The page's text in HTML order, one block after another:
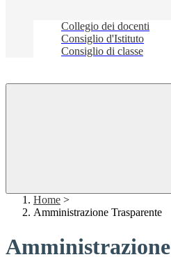
Collegio dei docenti
Consiglio d'Istituto
Consiglio di classe
Home >
Amministrazione Trasparente